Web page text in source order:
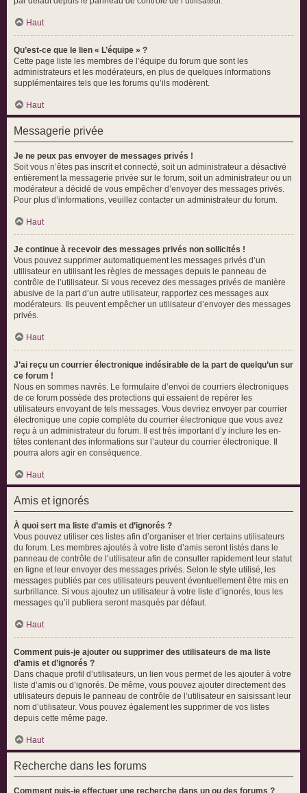
Haut
Qu’est-ce que le lien « L’équipe » ?
Cette page liste les membres de l’équipe du forum que sont les
administrateurs et les modérateurs, en plus de quelques informations
supplémentaires tels que les forums qu’ils modèrent.
Haut
Messagerie privée
Je ne peux pas envoyer de messages privés !
Soit vous n’êtes pas inscrit et connecté, soit un administrateur a désactivé
entièrement la messagerie privée sur le forum, soit un administrateur ou un
modérateur a décidé de vous empêcher d’envoyer des messages privés.
Pour plus d’informations, veuillez contacter un administrateur du forum.
Haut
Je continue à recevoir des messages privés non sollicités !
Vous pouvez supprimer automatiquement les messages privés d’un
utilisateur en utilisant les règles de messages depuis le panneau de
contrôle de l’utilisateur. Si vous recevez des messages privés de manière
abusive de la part d’un autre utilisateur, rapportez ces messages aux
modérateurs. Ils peuvent empêcher un utilisateur d’envoyer des messages
privés.
Haut
J’ai reçu un courrier électronique indésirable de la part de quelqu’un sur
ce forum !
Nous en sommes navrés. Le formulaire d’envoi de courriers électroniques
de ce forum possède des protections qui essaient de repérer les
utilisateurs envoyant de tels messages. Vous devriez envoyer par courrier
électronique une copie complète du courrier électronique que vous avez
reçu à un administrateur du forum. Il est très important d’y inclure les en-
têtes contenant des informations sur l’auteur du courrier électronique. Il
pourra alors agir en conséquence.
Haut
Amis et ignorés
À quoi sert ma liste d’amis et d’ignorés ?
Vous pouvez utiliser ces listes afin d’organiser et trier certains utilisateurs
du forum. Les membres ajoutés à votre liste d’amis seront listés dans le
panneau de contrôle de l’utilisateur afin de consulter rapidement leur statut
en ligne et leur envoyer des messages privés. Selon le style utilisé, les
messages publiés par ces utilisateurs peuvent éventuellement être mis en
surbrillance. Si vous ajoutez un utilisateur à votre liste d’ignorés, tous les
messages qu’il publiera seront masqués par défaut.
Haut
Comment puis-je ajouter ou supprimer des utilisateurs de ma liste
d’amis et d’ignorés ?
Dans chaque profil d’utilisateurs, un lien vous permet de les ajouter à votre
liste d’amis ou d’ignorés. De même, vous pouvez ajouter directement des
utilisateurs depuis le panneau de contrôle de l’utilisateur en saisissant leur
nom d’utilisateur. Vous pouvez également les supprimer de vos listes
depuis cette même page.
Haut
Recherche dans les forums
Comment puis-je effectuer une recherche dans un ou des forums ?